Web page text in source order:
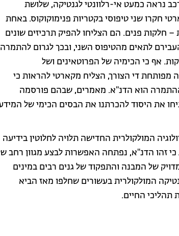
נראה כמעט אי-רלוונטי לגנטיקה, שלושת
חקרו שני טיפוסי בקטריות פנימוקוקוס. באחת
חלקות פנים. הם הצליחו להפיק תרכיזים שונים
לתאים מהטיפוס השני, ובכך לגרום להתמרה
אף כי הכימיה של הפרוטאינים ושל
מפותחת די הצורך, הצליח מקארטי להראות כי
ההתמרה הוא הדנ"א. מאמרים, שבהם פורסמה
בשנים 1944-1945 הניחו את היסוד להכרתנו את הבסים הכימי של
המולקולרית החדישה תלויה לחלוטין בידיעה
זהו הדנ"א, נפתחה האפשרות לבצע מגוון רחב
המדויק של המבנה והתפקוד של גנים רבים במינים
המולקולרית בעשורים שחלפו מאז הביא
תהליכי החיים.